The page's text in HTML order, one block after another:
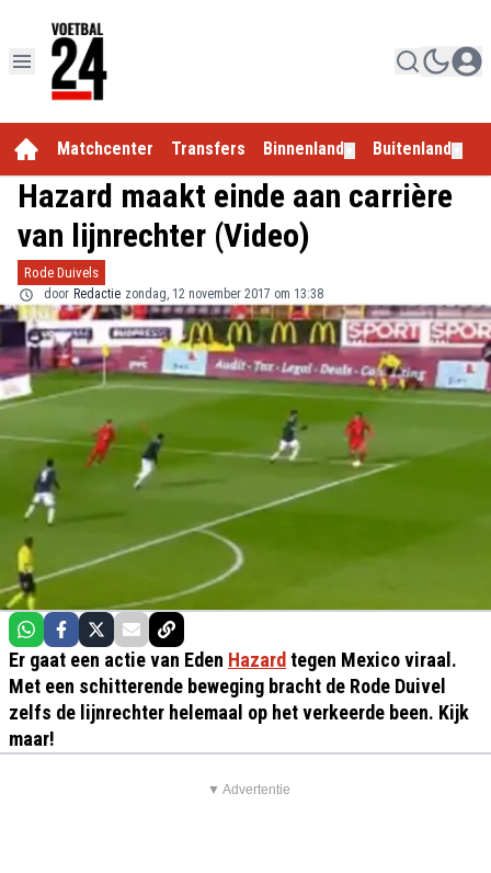
Matchcenter Transfers Binnenland Buitenland
Hazard maakt einde aan carrière
van lijnrechter (Video)
Rode Duivels
door Redactie zondag, 12 november 2017 om 13:38
Er gaat een actie van Eden Hazard tegen Mexico viraal.
Met een schitterende beweging bracht de Rode Duivel
zelfs de lijnrechter helemaal op het verkeerde been. Kijk
maar!
▼ Advertentie